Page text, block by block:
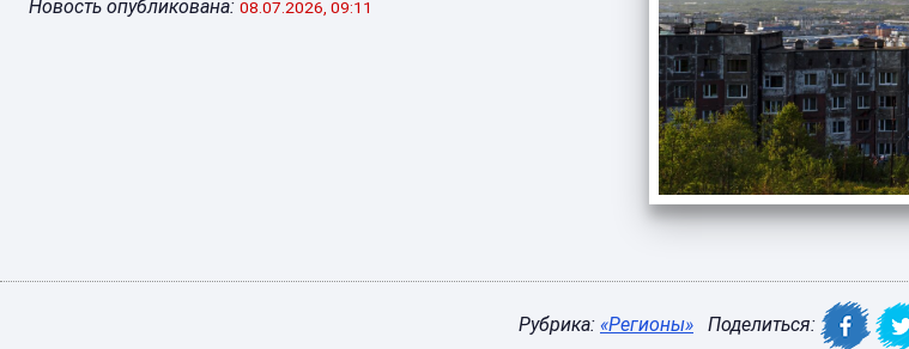
Новость опубликована: 08.07.2026, 09:11
Рубрика: «Регионы» Поделиться: